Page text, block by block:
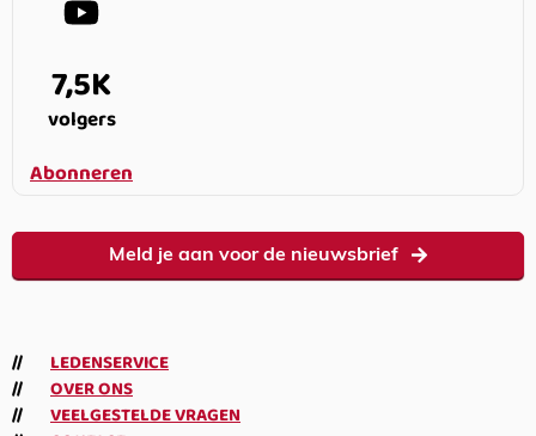
7,5K
volgers
Abonneren
Meld je aan voor de nieuwsbrief
LEDENSERVICE
OVER ONS
VEELGESTELDE VRAGEN